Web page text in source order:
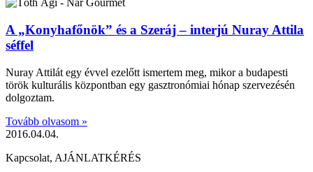
A „Konyhafőnök” és a Szeráj – interjú Nuray Attila
séffel
Nuray Attilát egy évvel ezelőtt ismertem meg, mikor a budapesti
török kulturális központban egy gasztronómiai hónap szervezésén
dolgoztam.
Tovább olvasom »
2016.04.04.
Kapcsolat, AJÁNLATKÉRÉS